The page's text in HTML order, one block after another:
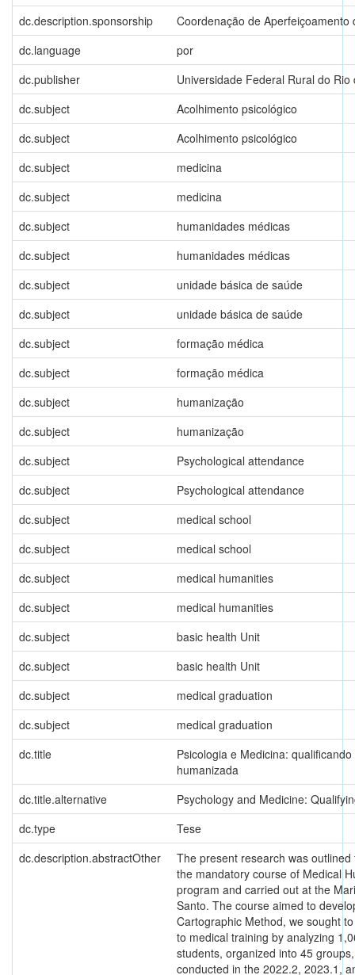
dc.description.sponsorship
Coordenação de
dc.language
por
dc.publisher
Universidade Federal Rural do Rio
dc.subject
Acolhimento psicológico
dc.subject
Acolhimento psicológico
dc.subject
medicina
dc.subject
medicina
dc.subject
humanidades médicas
dc.subject
humanidades médicas
dc.subject
unidade básica de saúde
dc.subject
unidade básica de saúde
dc.subject
formação médica
dc.subject
formação médica
dc.subject
humanização
dc.subject
humanização
dc.subject
Psychological attendance
dc.subject
Psychological attendance
dc.subject
medical school
dc.subject
medical school
dc.subject
medical humanities
dc.subject
medical humanities
dc.subject
basic health Unit
dc.subject
basic health Unit
dc.subject
medical graduation
dc.subject
medical graduation
dc.title
Psicologia e Medicina:
humanizada
dc.title.alternative
Psychology and Medicine:
dc.type
Tese
dc.description.abstractOther
The present research was
the mandatory course of Medical
program and carried out at the
Santo. The course aimed to
Cartographic Method, we sought
to medical training by analyzing
students, organized into 45
conducted in the 2022.2, 2023.1,